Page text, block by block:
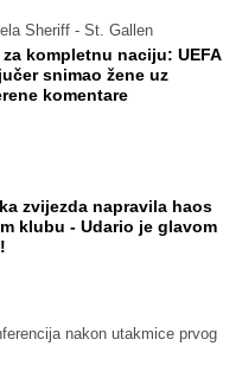
Sheriff - St. Gallen
za kompletnu naciju: UEFA
snimao žene uz
komentare
zvijezda napravila haos
klubu - Udario je glavom
nakon utakmice prvog